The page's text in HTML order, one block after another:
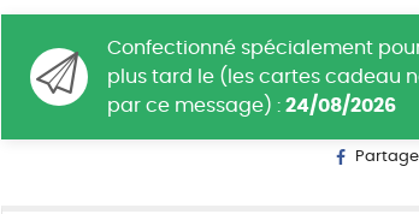
Confectionné spécialement
plus tard le (les cartes cadeau
par ce message) : 24/08/2026